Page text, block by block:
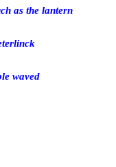
as the lantern
waved